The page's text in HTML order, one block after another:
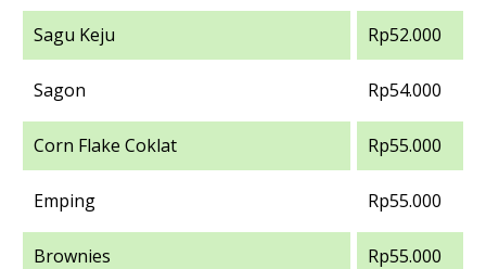
Sagu Keju Rp52.000
Sagon Rp54.000
Corn Flake Coklat Rp55.000
Emping Rp55.000
Brownies Rp55.000